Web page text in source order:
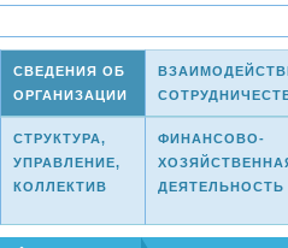
СВЕДЕНИЯ ОБ
ОРГАНИЗАЦИИ
СТРУКТУРА,
УПРАВЛЕНИЕ,
КОЛЛЕКТИВ
ФИНАНСОВО-
ДЕЯТЕЛЬНОСТЬ